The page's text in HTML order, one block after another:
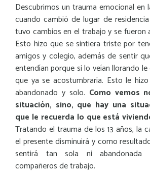
Descubrimos un trauma emocional en
cuando cambió de lugar de
tuvo cambios en el trabajo y se fueron
Esto hizo que se sintiera triste por
amigos y colegio, además de sentir
entendían porque si lo veían llorando
que ya se acostumbraría. Esto le
abandonado y solo. Como vemos
situación, sino, que hay una
que le recuerda lo que está
Tratando el trauma de los 13 años, la
el presente disminuirá y como
sentirá tan sola ni abandonada
compañeros de trabajo.